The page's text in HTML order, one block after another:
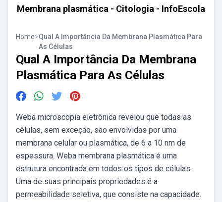
Membrana plasmática - Citologia - InfoEscola
Home>Qual A Importância Da Membrana Plasmática Para
As Células
Qual A Importância Da Membrana
Plasmática Para As Células
Weba microscopia eletrônica revelou que todas as
células, sem exceção, são envolvidas por uma
membrana celular ou plasmática, de 6 a 10 nm de
espessura. Weba membrana plasmática é uma
estrutura encontrada em todos os tipos de células.
Uma de suas principais propriedades é a
permeabilidade seletiva, que consiste na capacidade.